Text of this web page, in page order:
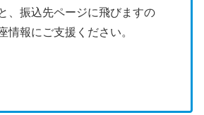
、振込先ページに飛びますの
情報にご支援ください。